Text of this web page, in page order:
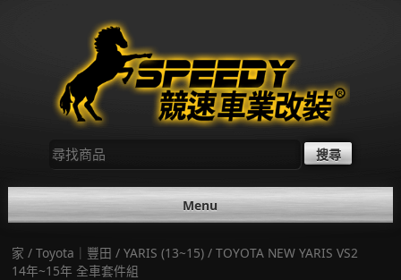
尋
找：
Menu
家 / Toyota｜豐田 / YARIS (13~15)/ TOYOTA NEW YARIS VS2
14年~15年 全車套件組